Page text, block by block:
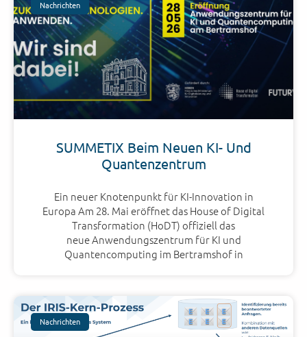
Nachrichten
SUMMETIX Beim Neuen KI- Und
Quantenzentrum
Ein neuer Knotenpunkt für KI-Innovation in
Europa Am 28. Mai eröffnet das House of Digital
Transformation (HoDT) offiziell das
neue Anwendungszentrum für KI und
Quantencomputing im Bertramshof in
Nachrichten